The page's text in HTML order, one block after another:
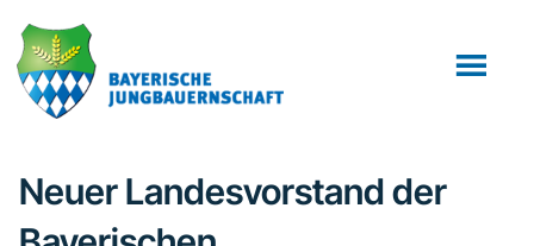
Inhalt
springen
Seitenspalte
springen
Fußzeile
springen
Neuer Landesvorstand der